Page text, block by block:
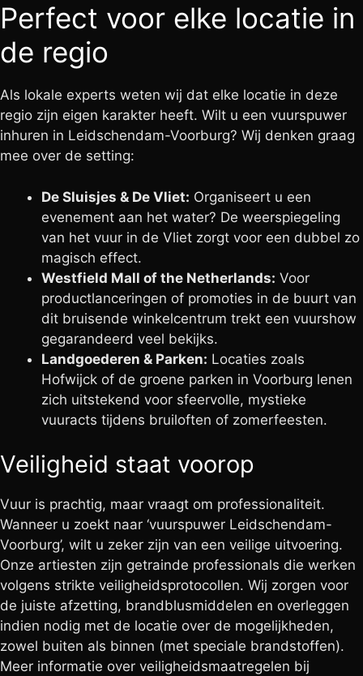
Perfect voor elke locatie in
de regio
Als lokale experts weten wij dat elke locatie in deze
regio zijn eigen karakter heeft. Wilt u een vuurspuwer
inhuren in Leidschendam-Voorburg? Wij denken graag
mee over de setting:
De Sluisjes & De Vliet: Organiseert u een
evenement aan het water? De weerspiegeling
van het vuur in de Vliet zorgt voor een dubbel zo
magisch effect.
Westfield Mall of the Netherlands: Voor
productlanceringen of promoties in de buurt van
dit bruisende winkelcentrum trekt een vuurshow
gegarandeerd veel bekijks.
Landgoederen & Parken: Locaties zoals
Hofwijck of de groene parken in Voorburg lenen
zich uitstekend voor sfeervolle, mystieke
vuuracts tijdens bruiloften of zomerfeesten.
Veiligheid staat voorop
Vuur is prachtig, maar vraagt om professionaliteit.
Wanneer u zoekt naar ‘vuurspuwer Leidschendam-
Voorburg’, wilt u zeker zijn van een veilige uitvoering.
Onze artiesten zijn getrainde professionals die werken
volgens strikte veiligheidsprotocollen. Wij zorgen voor
de juiste afzetting, brandblusmiddelen en overleggen
indien nodig met de locatie over de mogelijkheden,
zowel buiten als binnen (met speciale brandstoffen).
Meer informatie over veiligheidsmaatregelen bij